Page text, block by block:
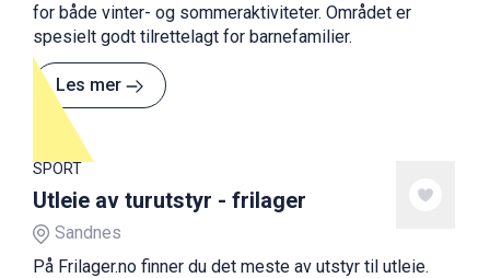
for både vinter- og sommeraktiviteter. Området er
spesielt godt tilrettelagt for barnefamilier.
Les mer
SPORT
Utleie av turutstyr - frilager
Sandnes
På Frilager.no finner du det meste av utstyr til utleie.